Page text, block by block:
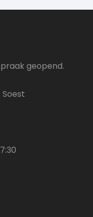
geopend.
Soest